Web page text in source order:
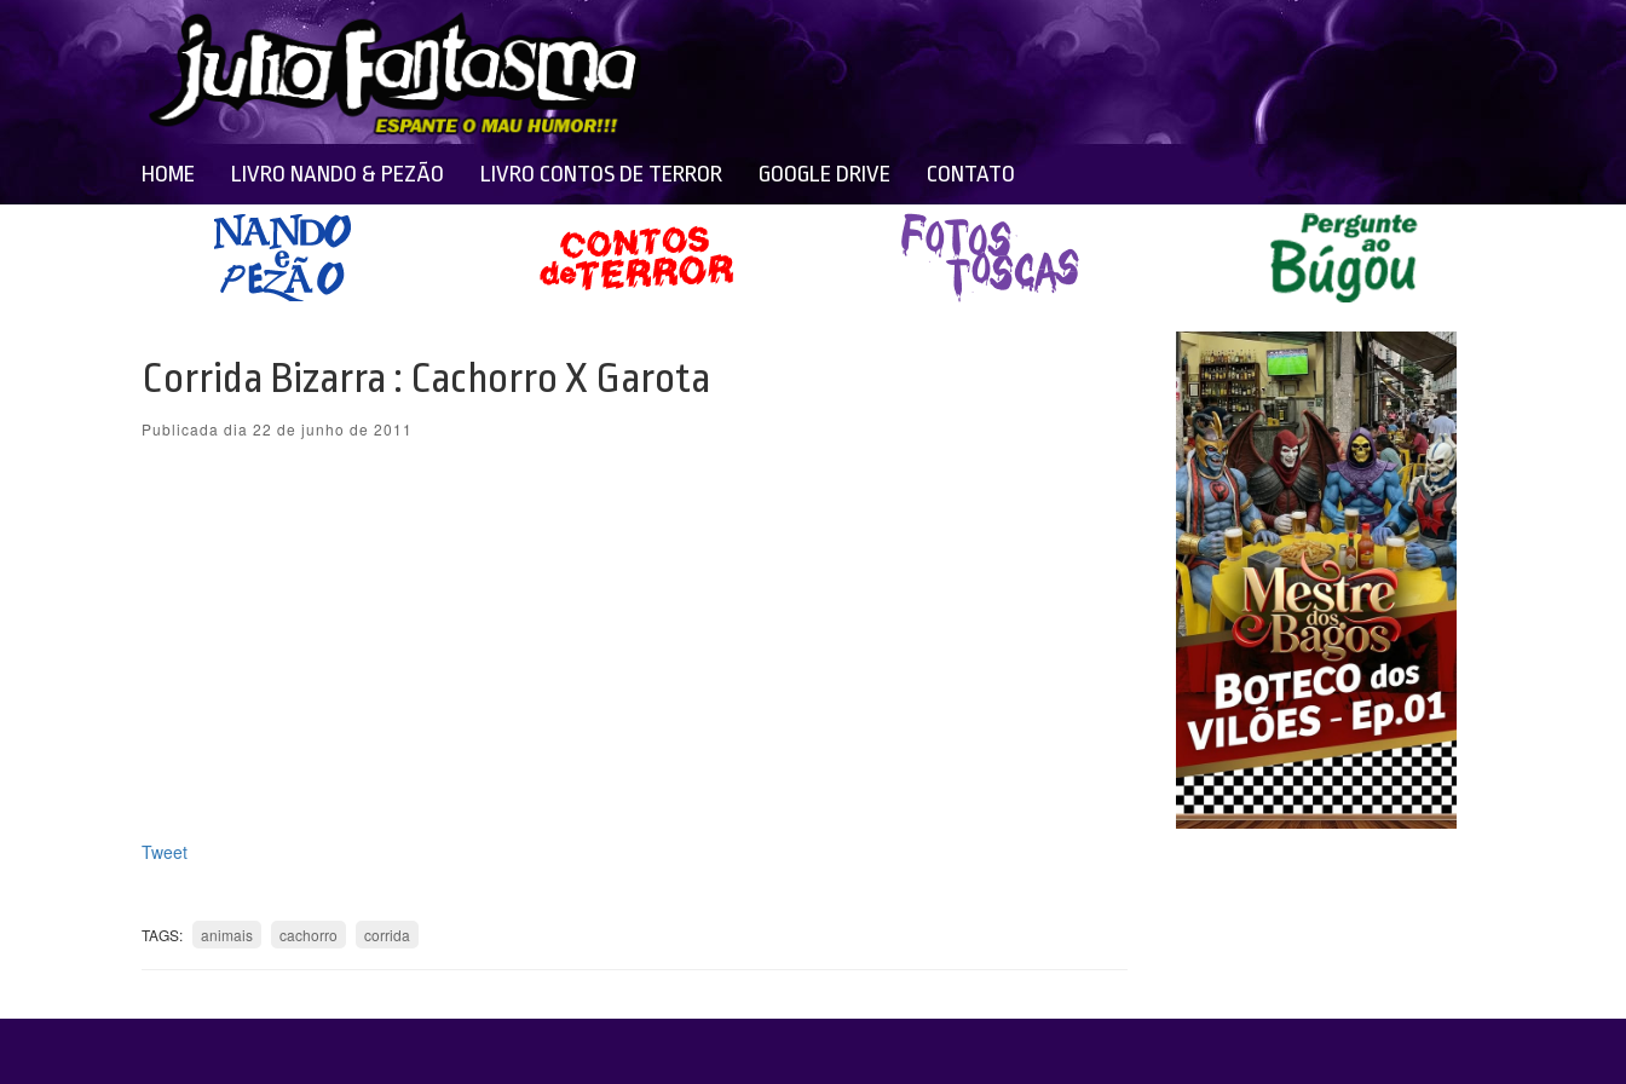
HOME LIVRO NANDO & PEZÃO LIVRO CONTOS DE TERROR GOOGLE DRIVE CONTATO
Corrida Bizarra : Cachorro X Garota
Publicada dia 22 de junho de 2011
Tweet
TAGS: animais cachorro corrida